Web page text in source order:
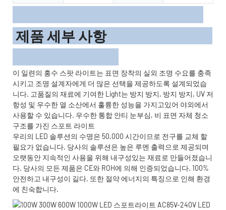
제품 세부 사항
이 일련의 홍수 스팟 라이트는 표면 장착의 실외 조명 수요를 충족
시키고 조명 설계자에게 더 많은 선택을 제공하도록 설계되었습
니다. 고품질의 재료에 기여한 Light는 방지 방지, 방지 방지, UV 저
항성 및 우수한 열 소산에서 훌륭한 성능을 가지고있어 야외에서
사용할 수 있습니다. 우수한 통합 안티 눈부심, 비 표면 자체 청소
구조를 가진 스포트 라이트
우리의 LED 솔루션의 수명은 50,000 시간이므로 전구를 교체 할
필요가 없습니다. 당사의 솔루션은 높은 루멘 출력으로 제공되며
오랫동안 지속적인 사용을 위해 내구성있는 재료로 만들어졌습니
다. 당사의 모든 제품은 CE와 ROH에 의해 인증되었습니다. 100%
안전하고 내구성이 길다. 또한 절약 에너지의 특징으로 인해 환경
에 친숙합니다.